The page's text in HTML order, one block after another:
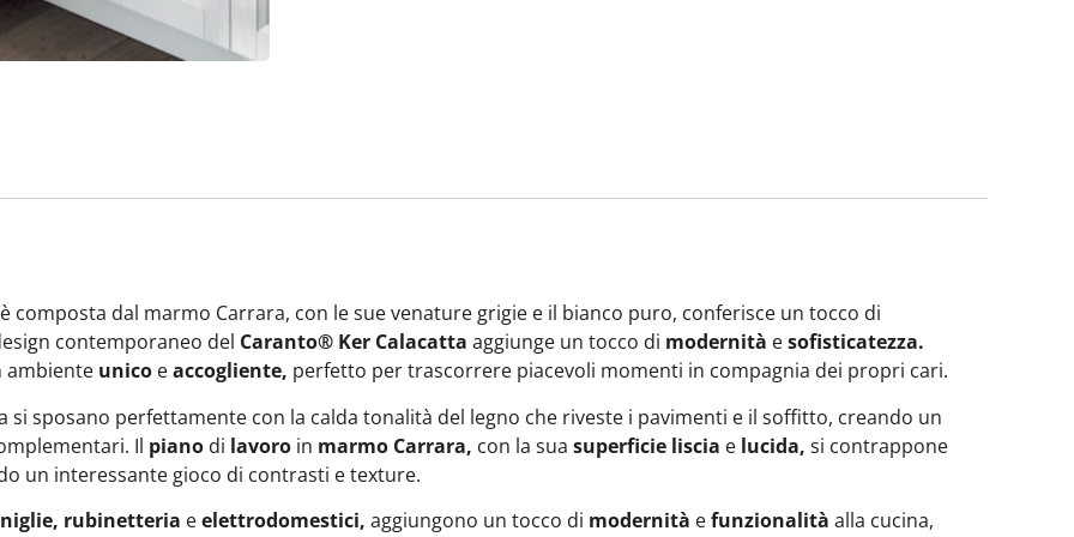
composta dal marmo Carrara, con le sue venature grigie e il bianco puro, conferisce un tocco di
contemporaneo del Caranto® Ker Calacatta aggiunge un tocco di modernità esofisticatezza.
ambiente unico eaccogliente, perfetto per trascorrere piacevoli momenti in compagnia dei propri cari.
si sposano perfettamente con la calda tonalità del legno che riveste i pavimenti e il soffitto, creando un
Il piano di lavoro in marmo Carrara, con la sua superficie liscia e lucida, si contrappone
un interessante gioco di contrasti e texture.
rubinetteria eelettrodomestici, aggiungono un tocco di modernità efunzionalità alla cucina,